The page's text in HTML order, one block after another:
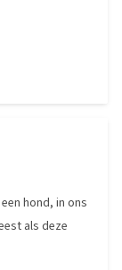
hond, in ons
als deze